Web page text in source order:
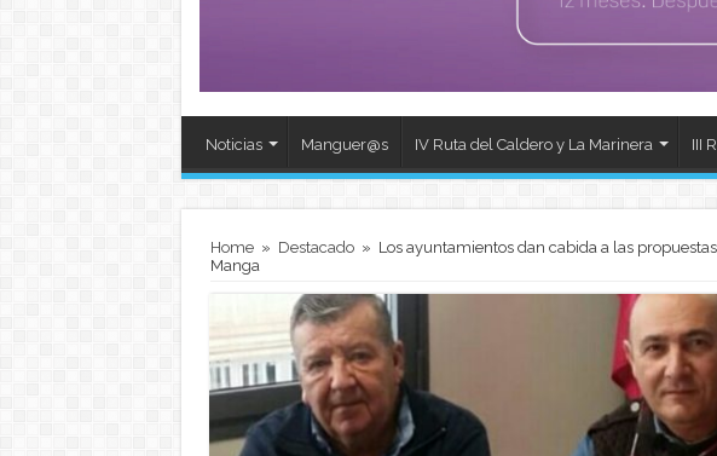
Noticias Manguer@s IV Ruta del Caldero y La Marinera III
Home » Destacado » Los ayuntamientos dan cabida a las
Manga